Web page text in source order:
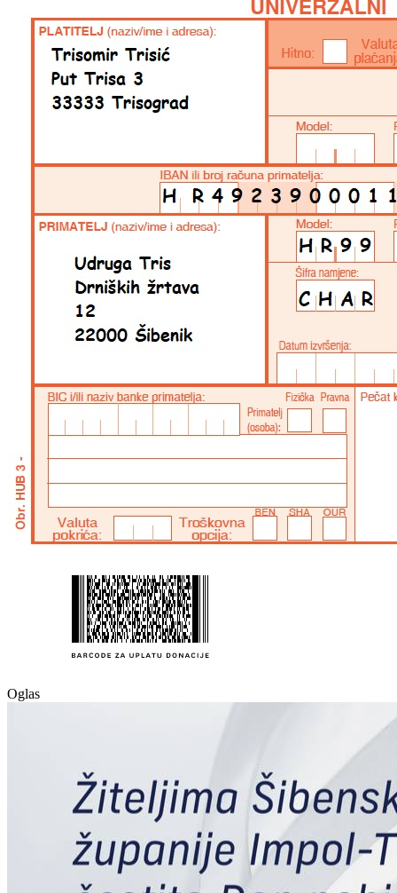
Oglas